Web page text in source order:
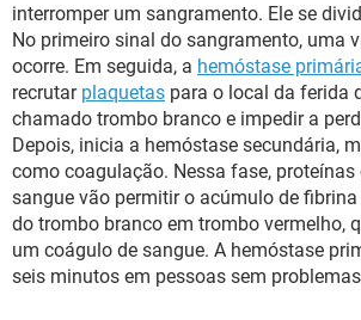
SEXUALIDADE
GLOSSÁRIO
interromper um sangramento. Ele se
No primeiro sinal do sangramento, uma
ocorre. Em seguida, a hemóstase
recrutar plaquetas para o local da ferida
chamado trombo branco e impedir a
Depois, inicia a hemóstase secundária,
como coagulação. Nessa fase,
sangue vão permitir o acúmulo de
do trombo branco em trombo vermelho,
um coágulo de sangue. A hemóstase
seis minutos em pessoas sem